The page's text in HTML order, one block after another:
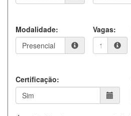
Modalidade: Vagas:
Certificação: